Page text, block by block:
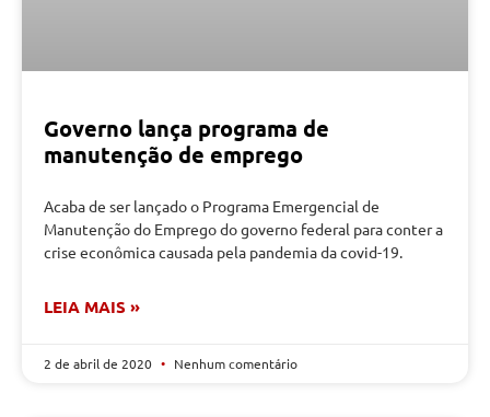
Governo lança programa de
manutenção de emprego
Acaba de ser lançado o Programa Emergencial de
Manutenção do Emprego do governo federal para conter a
crise econômica causada pela pandemia da covid-19.
LEIA MAIS »
2 de abril de 2020 Nenhum comentário